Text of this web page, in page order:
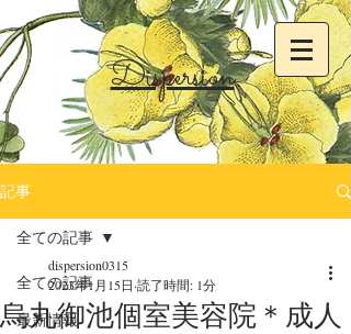
Dispersion
記事
全ての記事
最新情報
全ての記事
烏丸御池個室美容院＊成人
dispersion0315
2023年1月15日 読了時間: 1分